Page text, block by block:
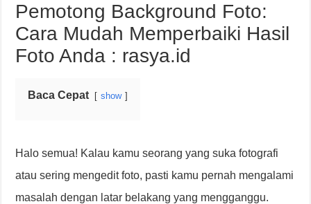
Pemotong Background Foto:
Cara Mudah Memperbaiki Hasil
Foto Anda : rasya.id
Baca Cepat show
Halo semua! Kalau kamu seorang yang suka fotografi
atau sering mengedit foto, pasti kamu pernah mengalami
masalah dengan latar belakang yang mengganggu.